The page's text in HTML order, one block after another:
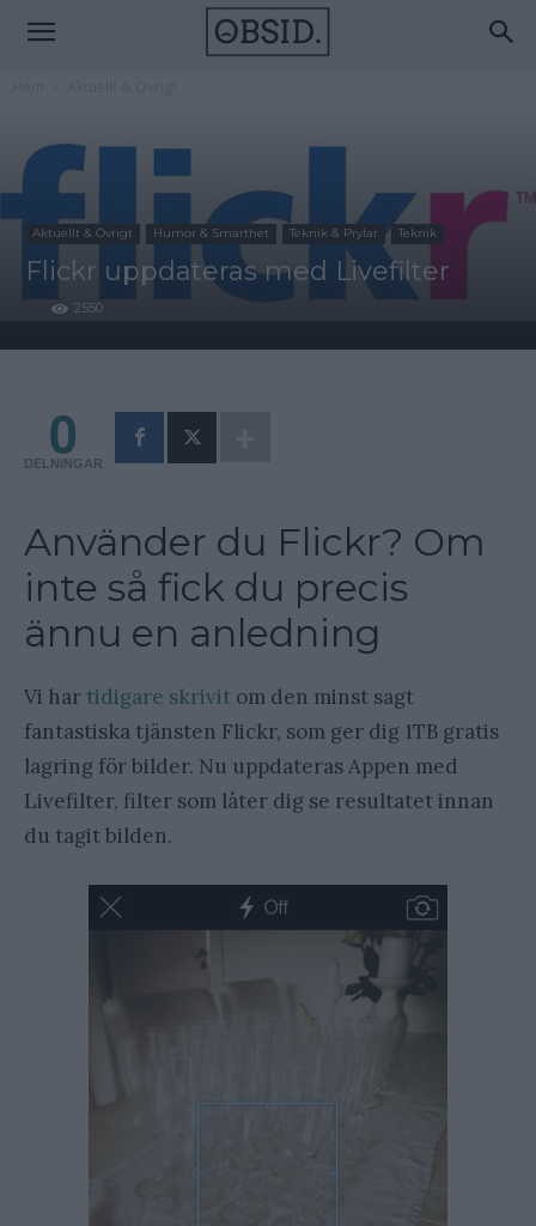
Aktuellt & Övrigt Humor & Smarthet Teknik & Prylar Teknik
Flickr uppdateras med Livefilter
2550
0
DELNINGAR
Använder du Flickr? Om
inte så fick du precis
ännu en anledning
Vi har tidigare skrivit om den minst sagt
fantastiska tjänsten Flickr, som ger dig 1TB gratis
lagring för bilder. Nu uppdateras Appen med
Livefilter, filter som låter dig se resultatet innan
du tagit bilden.